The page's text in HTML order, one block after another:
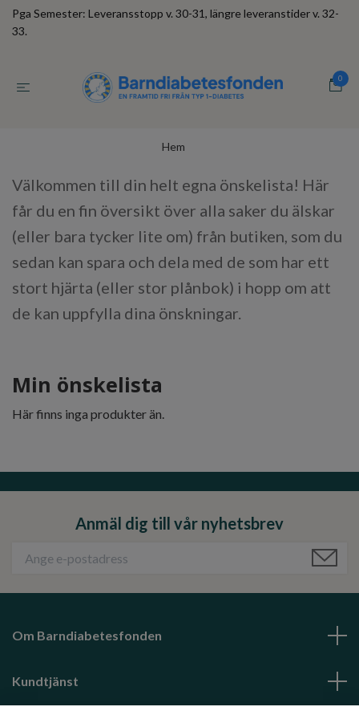
Pga Semester: Leveransstopp v. 30-31, längre leveranstider v. 32-
33.
0
Hem
Välkommen till din helt egna önskelista! Här
får du en fin översikt över alla saker du älskar
(eller bara tycker lite om) från butiken, som du
sedan kan spara och dela med de som har ett
stort hjärta (eller stor plånbok) i hopp om att
de kan uppfylla dina önskningar.
Min önskelista
Här finns inga produkter än.
Anmäl dig till vår nyhetsbrev
Om Barndiabetesfonden
Kundtjänst